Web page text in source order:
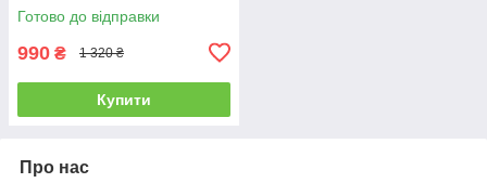
Готово до відправки
990 ₴ 1 320 ₴
Купити
Про нас